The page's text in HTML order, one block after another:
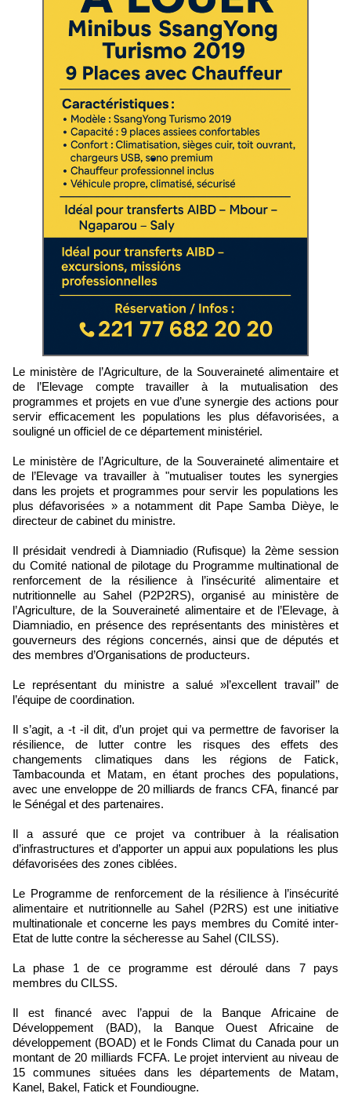
Le ministère de l’Agriculture, de la Souveraineté alimentaire et
de l’Elevage compte travailler à la mutualisation des
programmes et projets en vue d’une synergie des actions pour
servir efficacement les populations les plus défavorisées, a
souligné un officiel de ce département ministériel.
Le ministère de l’Agriculture, de la Souveraineté alimentaire et
de l’Elevage va travailler à "mutualiser toutes les synergies
dans les projets et programmes pour servir les populations les
plus défavorisées » a notamment dit Pape Samba Dièye, le
directeur de cabinet du ministre.
Il présidait vendredi à Diamniadio (Rufisque) la 2ème session
du Comité national de pilotage du Programme multinational de
renforcement de la résilience à l’insécurité alimentaire et
nutritionnelle au Sahel (P2P2RS), organisé au ministère de
l’Agriculture, de la Souveraineté alimentaire et de l’Elevage, à
Diamniadio, en présence des représentants des ministères et
gouverneurs des régions concernés, ainsi que de députés et
des membres d’Organisations de producteurs.
Le représentant du ministre a salué »l’excellent travail’’ de
l’équipe de coordination.
Il s’agit, a -t -il dit, d’un projet qui va permettre de favoriser la
résilience, de lutter contre les risques des effets des
changements climatiques dans les régions de Fatick,
Tambacounda et Matam, en étant proches des populations,
avec une enveloppe de 20 milliards de francs CFA, financé par
le Sénégal et des partenaires.
Il a assuré que ce projet va contribuer à la réalisation
d’infrastructures et d’apporter un appui aux populations les plus
défavorisées des zones ciblées.
Le Programme de renforcement de la résilience à l’insécurité
alimentaire et nutritionnelle au Sahel (P2RS) est une initiative
multinationale et concerne les pays membres du Comité inter-
Etat de lutte contre la sécheresse au Sahel (CILSS).
La phase 1 de ce programme est déroulé dans 7 pays
membres du CILSS.
Il est financé avec l’appui de la Banque Africaine de
Développement (BAD), la Banque Ouest Africaine de
développement (BOAD) et le Fonds Climat du Canada pour un
montant de 20 milliards FCFA. Le projet intervient au niveau de
15 communes situées dans les départements de Matam,
Kanel, Bakel, Fatick et Foundiougne.